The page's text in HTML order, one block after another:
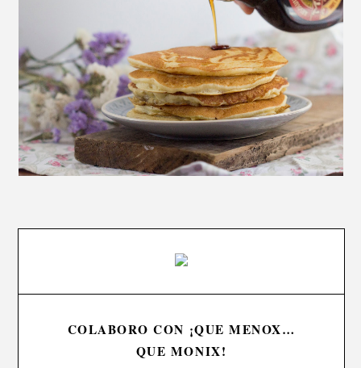
COLABORO CON ¡QUE MENOX…
QUE MONIX!